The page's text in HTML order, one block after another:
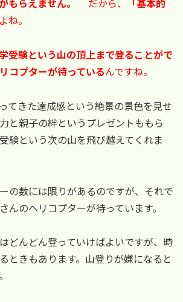
もらえません。
だから、
「基本的
ね。
受験という山の頂上まで登ることがで
コプターが待っているんですね。
てきた達成感という絶景の景色を見せ
と親子の絆というプレゼントももら
験という次の山を飛び越えてくれま
の数には限りがあるのですが、それで
んのヘリコプターが待っています。
どんどん登っていけばよいですが、時
ときもあります。山登りが嫌になると